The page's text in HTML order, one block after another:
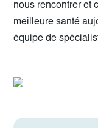
nous rencontrer et
meilleure santé
équipe de